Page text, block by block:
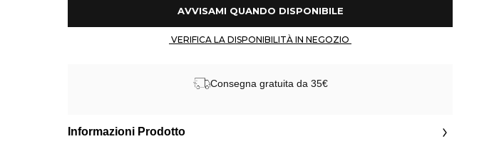
Consegna gratuita da 35€
Informazioni Prodotto